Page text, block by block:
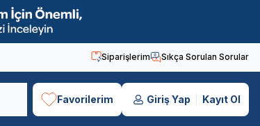
Siparişlerim Sıkça Sorulan Sorular
Favorilerim Giriş Yap Kayıt Ol